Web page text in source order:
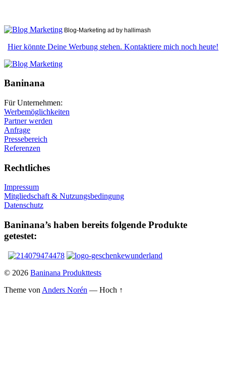
Blog-Marketing ad by hallimash
Hier könnte Deine Werbung stehen. Kontaktiere mich noch heute!
Baninana
Für Unternehmen:
Werbemöglichkeiten
Partner werden
Anfrage
Pressebereich
Referenzen
Rechtliches
Impressum
Mitgliedschaft & Nutzungsbedingung
Datenschutz
Baninana’s haben bereits folgende Produkte
getestet:
© 2026 Baninana Produkttests
Theme von Anders Norén — Hoch ↑